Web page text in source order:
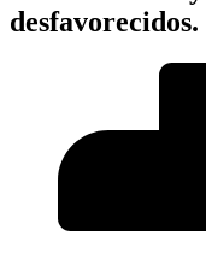
desfavorecidos.